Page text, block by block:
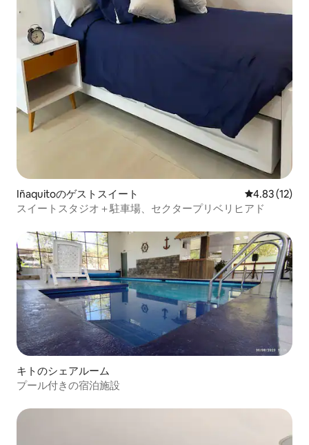
Iñaquitoのゲストスイート レビュー12
4.83 (12)
スイートスタジオ＋駐車場、セクタープリベリヒアド
キトのシェアルーム
プール付きの宿泊施設